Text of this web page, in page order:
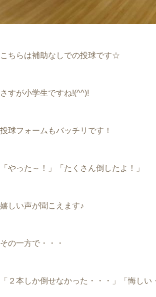
こちらは補助なしでの投球です☆
さすが小学生ですね!(^^)!
投球フォームもバッチリです！
「やった～！」「たくさん倒したよ！」
嬉しい声が聞こえます♪
その一方で・・・
「２本しか倒せなかった・・・」「悔しい